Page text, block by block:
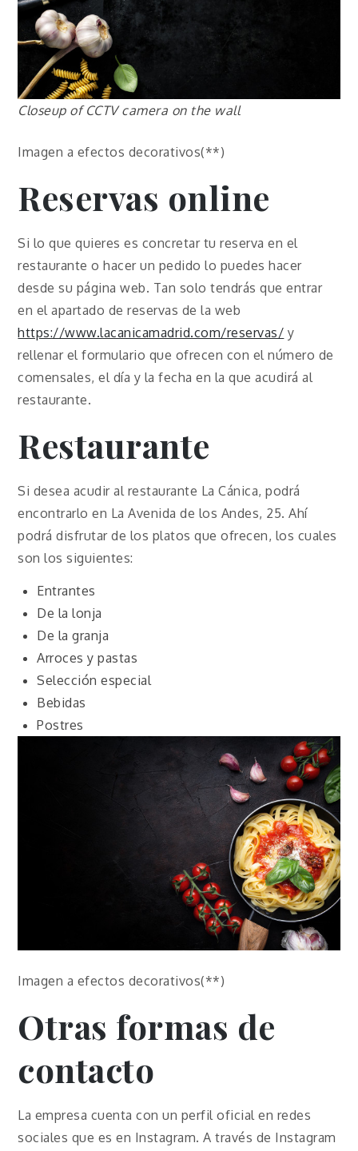
Closeup of CCTV camera on the wall
Imagen a efectos decorativos(**)
Reservas online
Si lo que quieres es concretar tu reserva en el
restaurante o hacer un pedido lo puedes hacer
desde su página web. Tan solo tendrás que entrar
en el apartado de reservas de la web
https://www.lacanicamadrid.com/reservas/ y
rellenar el formulario que ofrecen con el número de
comensales, el día y la fecha en la que acudirá al
restaurante.
Restaurante
Si desea acudir al restaurante La Cánica, podrá
encontrarlo en La Avenida de los Andes, 25. Ahí
podrá disfrutar de los platos que ofrecen, los cuales
son los siguientes:
Entrantes
De la lonja
De la granja
Arroces y pastas
Selección especial
Bebidas
Postres
Imagen a efectos decorativos(**)
Otras formas de
contacto
La empresa cuenta con un perfil oficial en redes
sociales que es en Instagram. A través de Instagram